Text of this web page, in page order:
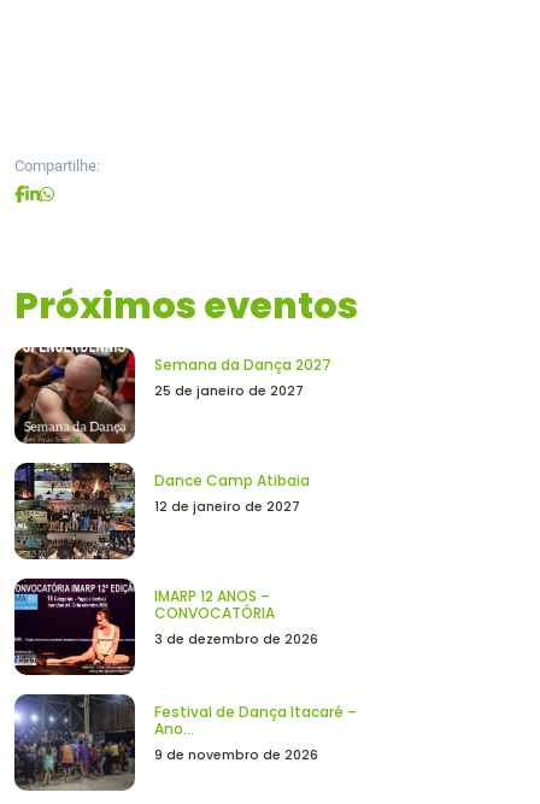
Compartilhe:
Próximos eventos
Semana da Dança 2027
25 de janeiro de 2027
Dance Camp Atibaia
12 de janeiro de 2027
IMARP 12 ANOS –
CONVOCATÓRIA
3 de dezembro de 2026
Festival de Dança Itacaré –
Ano...
9 de novembro de 2026